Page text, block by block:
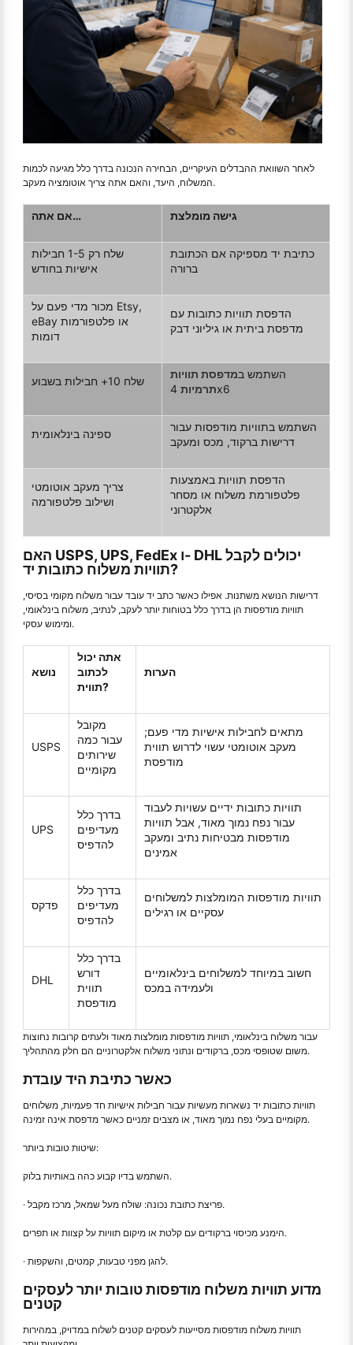
לאחר השוואת ההבדלים העיקריים, הבחירה הנכונה בדרך כלל מגיעה לכמות
המשלוח, היעד, והאם אתה צריך אוטומציה מעקב.
אם אתה… גישה מומלצת
שלח רק 1-5 חבילות
אישיות בחודש
כתיבת יד מספיקה אם הכתובת
ברורה
מכור מדי פעם על Etsy,
eBay או פלטפורמות
דומות
הדפסת תוויות כתובות עם
מדפסת ביתית או גיליוני דבק
שלח 10+ חבילות בשבוע
השתמש במדפסת תוויות
תרמיות4x6
ספינה בינלאומית
השתמש בתוויות מודפסות עבור
דרישות ברקוד, מכס ומעקב
צריך מעקב אוטומטי
ושילוב פלטפורמה
הדפסת תוויות באמצעות
פלטפורמת משלוח או מסחר
אלקטרוני
האם USPS, UPS, FedEx ו- DHL יכולים לקבל
תוויות משלוח כתובות יד?
דרישות הנושא משתנות. אפילו כאשר כתב יד עובד עבור משלוח מקומי בסיסי,
תוויות מודפסות הן בדרך כלל בטוחות יותר לעקב, לנתיב, משלוח בינלאומי,
ומימוש עסקי.
נושא
אתה יכול
לכתוב
תווית?
הערות
USPS
מקובל
עבור כמה
שירותים
מקומיים
מתאים לחבילות אישיות מדי פעם;
מעקב אוטומטי עשוי לדרוש תווית
מודפסת
UPS
בדרך כלל
מעדיפים
להדפיס
תוויות כתובות ידיים עשויות לעבוד
עבור נפח נמוך מאוד, אבל תוויות
מודפסות מבטיחות נתיב ומעקב
אמינים
פדקס
בדרך כלל
מעדיפים
להדפיס
תוויות מודפסות המומלצות למשלוחים
עסקיים או רגילים
DHL
בדרך כלל
דורש
תווית
מודפסת
חשוב במיוחד למשלוחים בינלאומיים
ולעמידה במכס
עבור משלוח בינלאומי, תוויות מודפסות מומלצות מאוד ולעתים קרובות נחוצות
משום שטופסי מכס, ברקודים ונתוני משלוח אלקטרוניים הם חלק מהתהליך.
כאשר כתיבת היד עובדת
תוויות כתובות יד נשארות מעשיות עבור חבילות אישיות חד פעמיות, משלוחים
מקומיים בעלי נפח נמוך מאוד, או מצבים זמניים כאשר מדפסת אינה זמינה.
שיטות טובות ביותר:
השתמש בדיו קבוע כהה באותיות בלוק.
· פריצת כתובת נכונה: שולח מעל שמאל, מרכז מקבל.
הימנע מכיסוי ברקודים עם קלטת או מיקום תוויות על קצוות או תפרים.
· להגן מפני טבעות, קמטים, והשקפות.
מדוע תוויות משלוח מודפסות טובות יותר לעסקים
קטנים
תוויות משלוח מודפסות מסייעות לעסקים קטנים לשלוח במדויק, במהירות